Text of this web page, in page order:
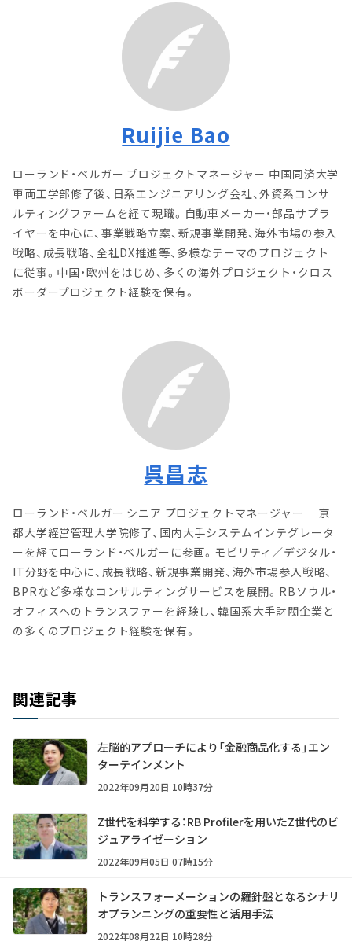
Ruijie Bao
ローランド・ベルガー プロジェクトマネージャー 中国同済大学
車両工学部修了後、日系エンジニアリング会社、外資系コンサ
ルティングファームを経て現職。自動車メーカー・部品サプラ
イヤーを中心に、事業戦略立案、新規事業開発、海外市場の参入
戦略、成長戦略、全社DX推進等、多様なテーマのプロジェクト
に従事。中国・欧州をはじめ、多くの海外プロジェクト・クロス
ボーダープロジェクト経験を保有。
呉昌志
ローランド・ベルガー シニア プロジェクトマネージャー 京
都大学経営管理大学院修了、国内大手システムインテグレータ
ーを経てローランド・ベルガーに参画。モビリティ／デジタル・
IT分野を中心に、成長戦略、新規事業開発、海外市場参入戦略、
BPRなど多様なコンサルティングサービスを展開。RBソウル・
オフィスへのトランスファーを経験し、韓国系大手財閥企業と
の多くのプロジェクト経験を保有。
関連記事
左脳的アプローチにより「金融商品化する」エン
ターテインメント
2022年09月20日 10時37分
Z世代を科学する：RB Profilerを用いたZ世代のビ
ジュアライゼーション
2022年09月05日 07時15分
トランスフォーメーションの羅針盤となるシナリ
オプランニングの重要性と活用手法
2022年08月22日 10時28分